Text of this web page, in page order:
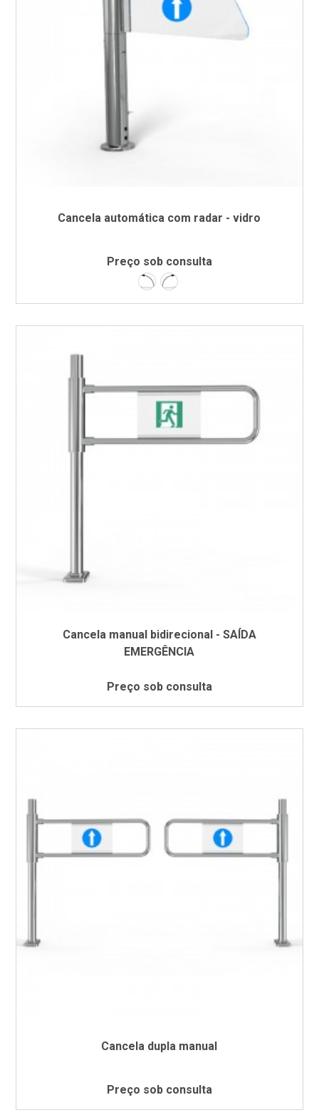
Cancela automática com radar - vidro
Preço sob consulta
Esquerda
Direita
Cancela manual bidirecional - SAÍDA
EMERGÊNCIA
Preço sob consulta
Cancela dupla manual
Preço sob consulta